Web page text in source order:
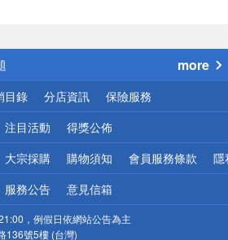
配送
！請小心！
more
目錄 分店資訊 保險服務
注目活動 得獎公佈
大宗採購 購物須知 會員服務條款 隱
服務公告 意見信箱
，例假日依網站公告為主
136號5樓 (台灣)